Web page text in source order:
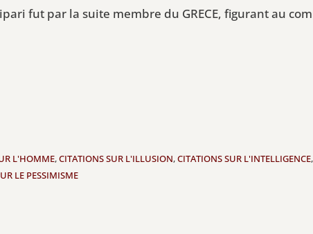
fut par la suite membre du GRECE, figurant au
L'HOMME,CITATIONS SUR L'ILLUSION,CITATIONS SUR L'INTELLIGENCE
LE PESSIMISME